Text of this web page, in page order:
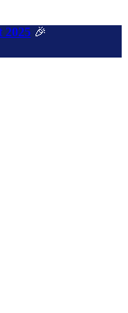
2025 🎉️